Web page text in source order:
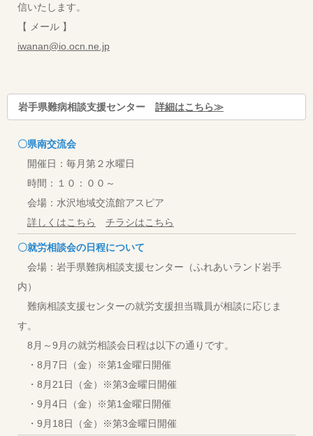
信いたします。
【 メール 】
iwanan@io.ocn.ne.jp
岩手県難病相談支援センター 詳細はこちら≫
〇県南交流会
開催日：毎月第２水曜日
時間：１０：００～
会場：水沢地域交流館アスピア
詳しくはこちら
チラシはこちら
〇就労相談会の日程について
会場：岩手県難病相談支援センター（ふれあいランド岩手
内）
難病相談支援センターの就労支援担当職員が相談に応じま
す。
8月～9月の就労相談会日程は以下の通りです。
・8月7日（金）※第1金曜日開催
・8月21日（金）※第3金曜日開催
・9月4日（金）※第1金曜日開催
・9月18日（金）※第3金曜日開催